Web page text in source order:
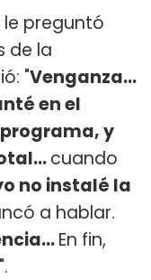
le preguntó
de la
"Venganza...
en el
y
cuando
no instalé la
a hablar.
En fin,